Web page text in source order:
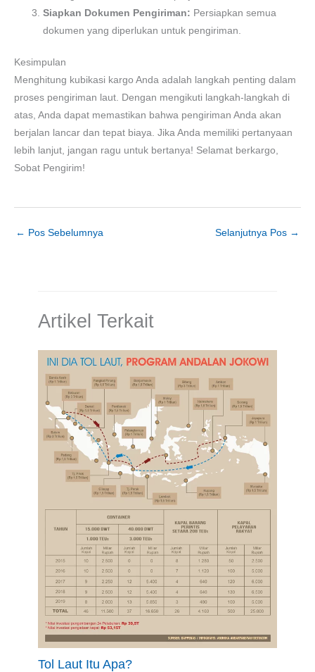
Siapkan Dokumen Pengiriman: Persiapkan semua
dokumen yang diperlukan untuk pengiriman.
Kesimpulan
Menghitung kubikasi kargo Anda adalah langkah penting dalam
proses pengiriman laut. Dengan mengikuti langkah-langkah di
atas, Anda dapat memastikan bahwa pengiriman Anda akan
berjalan lancar dan tepat biaya. Jika Anda memiliki pertanyaan
lebih lanjut, jangan ragu untuk bertanya! Selamat berkargo,
Sobat Pengirim!
← Pos Sebelumnya Selanjutnya Pos →
Artikel Terkait
Tol Laut Itu Apa?